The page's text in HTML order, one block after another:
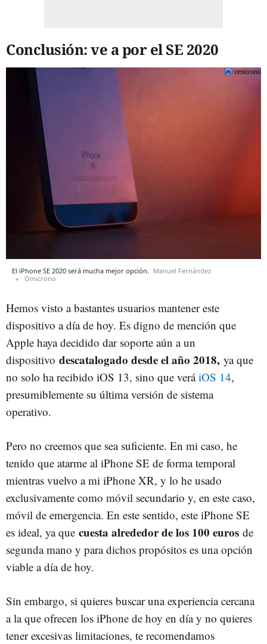
Conclusión: ve a por el SE 2020
El iPhone SE 2020 será mucha mejor opción. Manuel Fernández
Omicrono
Hemos visto a bastantes usuarios mantener este
dispositivo a día de hoy. Es digno de mención que
Apple haya decidido dar soporte aún a un
dispositivo descatalogado desde el año 2018, ya que
no solo ha recibido iOS 13, sino que veráiOS 14,
presumiblemente su última versión de sistema
operativo.
Pero no creemos que sea suficiente. En mi caso, he
tenido que atarme al iPhone SE de forma temporal
mientras vuelvo a mi iPhone XR, y lo he usado
exclusivamente como móvil secundario y, en este caso,
móvil de emergencia. En este sentido, este iPhone SE
es ideal, ya que cuesta alrededor de los 100 euros de
segunda mano y para dichos propósitos es una opción
viable a día de hoy.
Sin embargo, si quieres buscar una experiencia cercana
a la que ofrecen los iPhone de hoy en día y no quieres
tener excesivas limitaciones, te recomendamos